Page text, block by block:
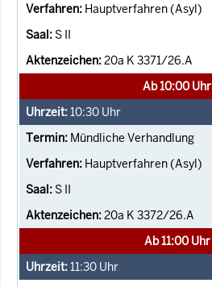
Hauptverfahren (Asyl)
S II
20a K 3371/26.A
Ab 10:00 Uhr
10:30 Uhr
Mündliche Verhandlung
Hauptverfahren (Asyl)
S II
20a K 3372/26.A
Ab 11:00 Uhr
11:30 Uhr